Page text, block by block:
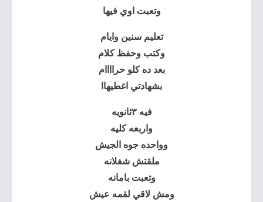
وتعبت اوي فيها
تعليم سنين وايام
وكتب وحفظ كلام
بعد ده كلو حراااام
بشهادتي اغطيهاا
فيه ٣ثانويه
واربعه كليه
وواحده جوه الجيش
ملقتش شغلانه
وتعبت بامانه
ومش لاقي لقمه عيش